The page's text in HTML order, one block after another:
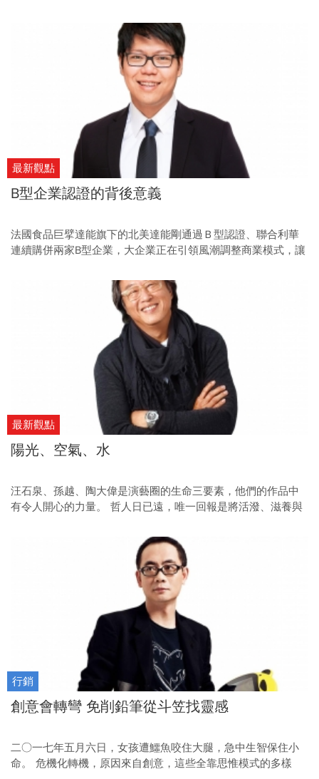
最新觀點
B型企業認證的背後意義
法國食品巨擘達能旗下的北美達能剛通過Ｂ型認證、聯合利華
連續購併兩家B型企業，大企業正在引領風潮調整商業模式，讓
最新觀點
陽光、空氣、水
汪石泉、孫越、陶大偉是演藝圈的生命三要素，他們的作品中
有令人開心的力量。 哲人日已遠，唯一回報是將活潑、滋養與
行銷
創意會轉彎 免削鉛筆從斗笠找靈感
二○一七年五月六日，女孩遭鱷魚咬住大腿，急中生智保住小
命。 危機化轉機，原因來自創意，這些全靠思惟模式的多樣